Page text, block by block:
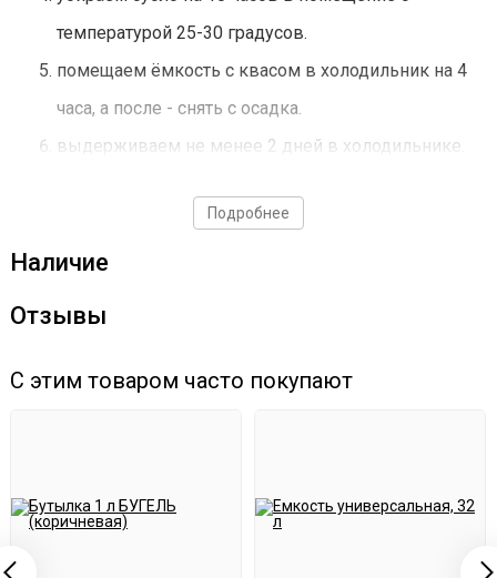
температурой 25-30 градусов.
помещаем ёмкость с квасом в холодильник на 4
часа, а после - снять с осадка.
выдерживаем не менее 2 дней в холодильнике.
Важно: срок годности - 2 года, хранить при
Подробнее
Наличие
Отзывы
С этим товаром часто покупают